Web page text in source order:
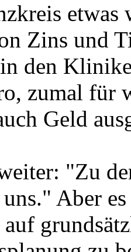
Zins und
den
zumal für
Geld
"Zu
Aber